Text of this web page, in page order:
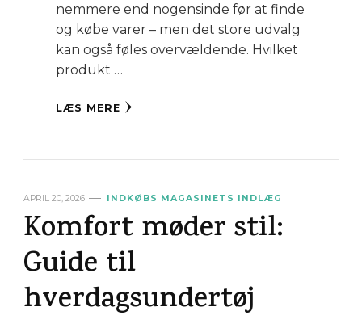
nemmere end nogensinde før at finde
og købe varer – men det store udvalg
kan også føles overvældende. Hvilket
produkt …
LÆS MERE
APRIL 20, 2026 INDKØBS MAGASINETS INDLÆG
Komfort møder stil:
Guide til
hverdagsundertøj